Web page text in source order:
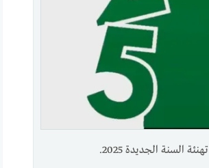
تهنئة السنة الجديدة 2025.